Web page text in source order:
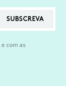
SUBSCREVA
e com as